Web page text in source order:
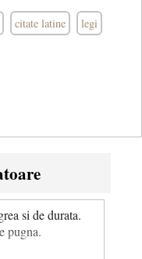
citate latine legi
si de durata.
pugna.